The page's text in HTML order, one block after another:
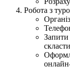
Робота з